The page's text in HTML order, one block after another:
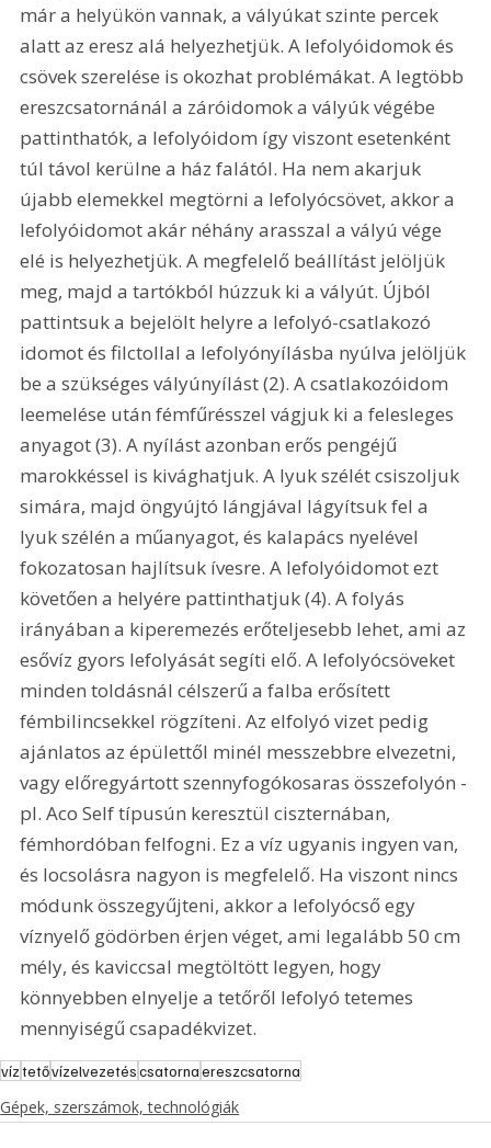
már a helyükön vannak, a vályúkat szinte percek
alatt az eresz alá helyezhetjük. A lefolyóidomok és
csövek szerelése is okozhat problémákat. A legtöbb
ereszcsatornánál a záróidomok a vályúk végébe
pattinthatók, a lefolyóidom így viszont esetenként
túl távol kerülne a ház falától. Ha nem akarjuk
újabb elemekkel megtörni a lefolyócsövet, akkor a
lefolyóidomot akár néhány arasszal a vályú vége
elé is helyezhetjük. A megfelelő beállítást jelöljük
meg, majd a tartókból húzzuk ki a vályút. Újból
pattintsuk a bejelölt helyre a lefolyó-csatlakozó
idomot és filctollal a lefolyónyílásba nyúlva jelöljük
be a szükséges vályúnyílást (2). A csatlakozóidom
leemelése után fémfűrésszel vágjuk ki a felesleges
anyagot (3). A nyílást azonban erős pengéjű
marokkéssel is kivághatjuk. A lyuk szélét csiszoljuk
simára, majd öngyújtó lángjával lágyítsuk fel a
lyuk szélén a műanyagot, és kalapács nyelével
fokozatosan hajlítsuk ívesre. A lefolyóidomot ezt
követően a helyére pattinthatjuk (4). A folyás
irányában a kiperemezés erőteljesebb lehet, ami az
esővíz gyors lefolyását segíti elő. A lefolyócsöveket
minden toldásnál célszerű a falba erősített
fémbilincsekkel rögzíteni. Az elfolyó vizet pedig
ajánlatos az épülettől minél messzebbre elvezetni,
vagy előregyártott szennyfogókosaras összefolyón -
pl. Aco Self típusún keresztül ciszternában,
fémhordóban felfogni. Ez a víz ugyanis ingyen van,
és locsolásra nagyon is megfelelő. Ha viszont nincs
módunk összegyűjteni, akkor a lefolyócső egy
víznyelő gödörben érjen véget, ami legalább 50 cm
mély, és kaviccsal megtöltött legyen, hogy
könnyebben elnyelje a tetőről lefolyó tetemes
mennyiségű csapadékvizet.
víztetővízelvezetéscsatornaereszcsatorna
Gépek, szerszámok, technológiák